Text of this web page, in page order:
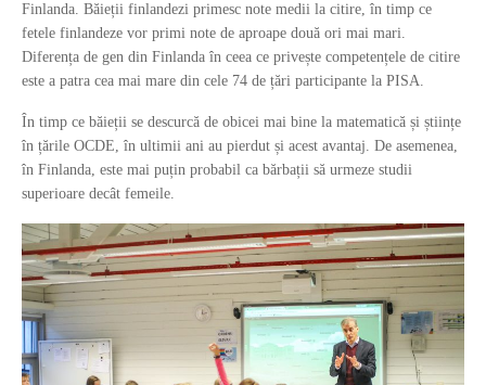
Finlanda. Băieții finlandezi primesc note medii la citire, în timp ce
fetele finlandeze vor primi note de aproape două ori mai mari.
Diferența de gen din Finlanda în ceea ce privește competențele de citire
este a patra cea mai mare din cele 74 de țări participante la PISA.
În timp ce băieții se descurcă de obicei mai bine la matematică și științe
în țările OCDE, în ultimii ani au pierdut și acest avantaj. De asemenea,
în Finlanda, este mai puțin probabil ca bărbații să urmeze studii
superioare decât femeile.